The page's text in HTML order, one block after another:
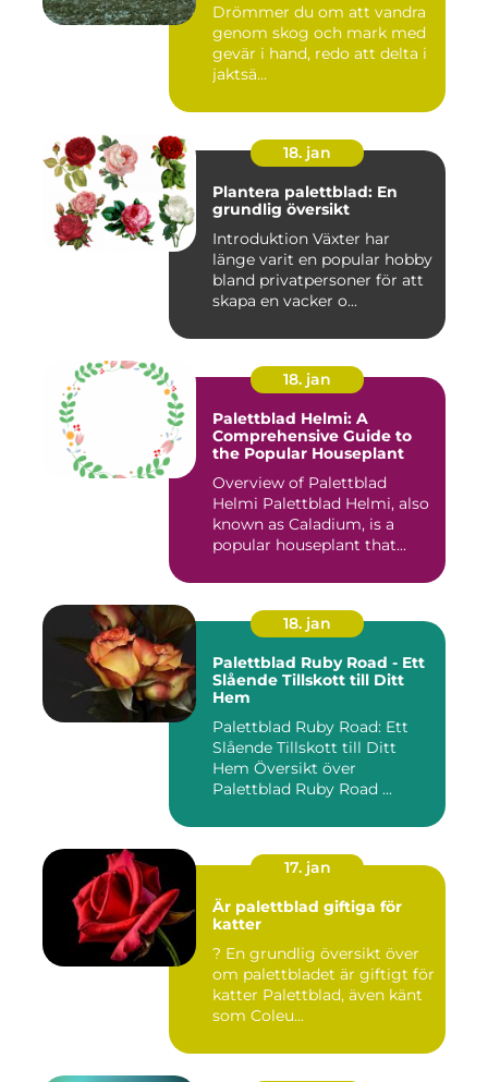
Drömmer du om att vandra
genom skog och mark med
gevär i hand, redo att delta i
jaktsä...
18. jan
Plantera palettblad: En
grundlig översikt
Introduktion Växter har
länge varit en popular hobby
bland privatpersoner för att
skapa en vacker o...
18. jan
Palettblad Helmi: A
Comprehensive Guide to
the Popular Houseplant
Overview of Palettblad
Helmi Palettblad Helmi, also
known as Caladium, is a
popular houseplant that...
18. jan
Palettblad Ruby Road - Ett
Slående Tillskott till Ditt
Hem
Palettblad Ruby Road: Ett
Slående Tillskott till Ditt
Hem Översikt över
Palettblad Ruby Road ...
17. jan
Är palettblad giftiga för
katter
? En grundlig översikt över
om palettbladet är giftigt för
katter Palettblad, även känt
som Coleu...